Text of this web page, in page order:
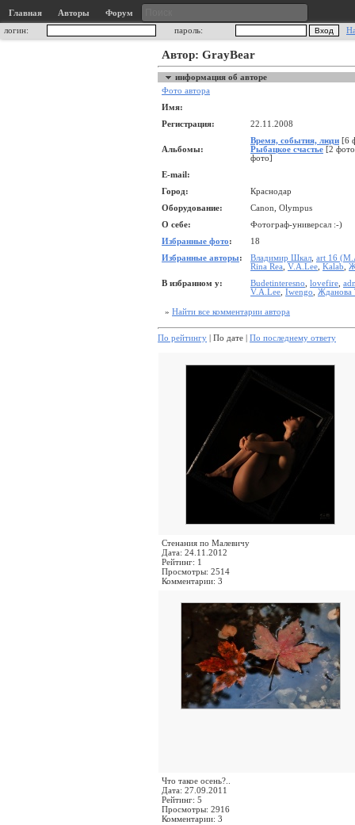
Главная Авторы
Форум
логин:
пароль:
Автор: GrayBear
информация об авторе
Фото автора
Имя:
Регистрация:
22.11.2008
Альбомы:
Время, события, люди [6
Рыбацкое счастье [2
фото]
E-mail:
Город:
Краснодар
Оборудование:
Canon, Olympus
О себе:
Фотограф-универсал :-)
Избранные фото:
18
Избранные авторы: Владимир Шкал art 16
Rina Rea
V.A.Lee Kalab
В избранном у:
Budetinteresno lovefire
V.A.Lee Iwengo Жданова
» Найти все комментарии автора
По рейтингу | По дате | По последнему ответу
Стенания по Малевичу
Дата: 24.11.2012
Рейтинг: 1
Просмотры: 2514
Комментарии: 3
Что такое осень?..
Дата: 27.09.2011
Рейтинг: 5
Просмотры: 2916
Комментарии: 3